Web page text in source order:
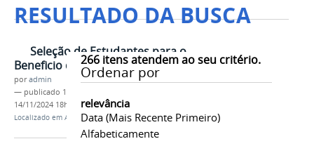
RESULTADO DA BUSCA
266itens atendem ao seu critério.
Ordenar por
relevância
Data (mais Recente Primeiro)
Alfabeticamente
Seleção de Estudantes para o
Beneficio de Refeições
poradmin
— publicado 15/08/2023
14/11/2024 18h29
Localizado em Assuntos Estudantis